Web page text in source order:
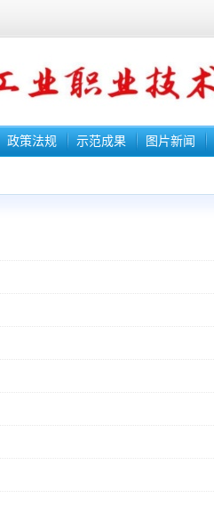
政策法规 示范成果 图片新闻